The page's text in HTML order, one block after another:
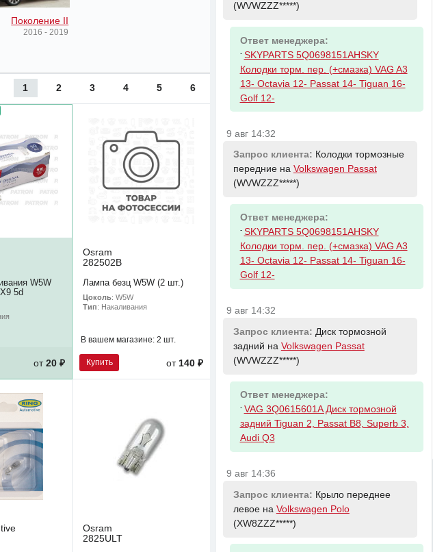
Поколение II
2016 - 2019
1 2 3 4 5 6
W5W
5d
от20 ₽
Osram
282502B
Лампа безц W5W (2 шт.)
Цоколь: W5W
Тип: Накаливания
В вашем магазине: 2 шт.
Купить от 140 ₽
Osram
2825ULT
(WVWZZZ*****)
Ответ менеджера:
- SKYPARTS 5Q0698151AHSKY
Колодки торм. пер. (+смазка) VAG A3
13- Octavia 12- Passat 14- Tiguan 16-
Golf 12-
9 авг 14:32
Запрос клиента: Колодки тормозные
передние на Volkswagen Passat
(WVWZZZ*****)
Ответ менеджера:
- SKYPARTS 5Q0698151AHSKY
Колодки торм. пер. (+смазка) VAG A3
13- Octavia 12- Passat 14- Tiguan 16-
Golf 12-
9 авг 14:32
Запрос клиента: Диск тормозной
задний на Volkswagen Passat
(WVWZZZ*****)
Ответ менеджера:
- VAG 3Q0615601A Диск тормозной
задний Tiguan 2, Passat B8, Superb 3,
Audi Q3
9 авг 14:36
Запрос клиента: Крыло переднее
левое на Volkswagen Polo
(XW8ZZZ*****)